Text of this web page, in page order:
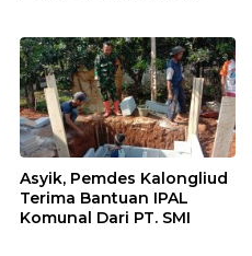
Asyik, Pemdes Kalongliud
Terima Bantuan IPAL
Komunal Dari PT. SMI